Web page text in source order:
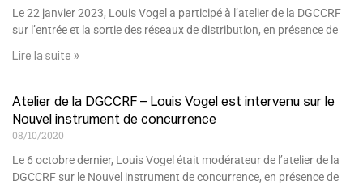
Le 22 janvier 2023, Louis Vogel a participé à l’atelier de la DGCCRF
sur l’entrée et la sortie des réseaux de distribution, en présence de
Lire la suite »
Atelier de la DGCCRF – Louis Vogel est intervenu sur le
Nouvel instrument de concurrence
08/10/2020
Le 6 octobre dernier, Louis Vogel était modérateur de l’atelier de la
DGCCRF sur le Nouvel instrument de concurrence, en présence de